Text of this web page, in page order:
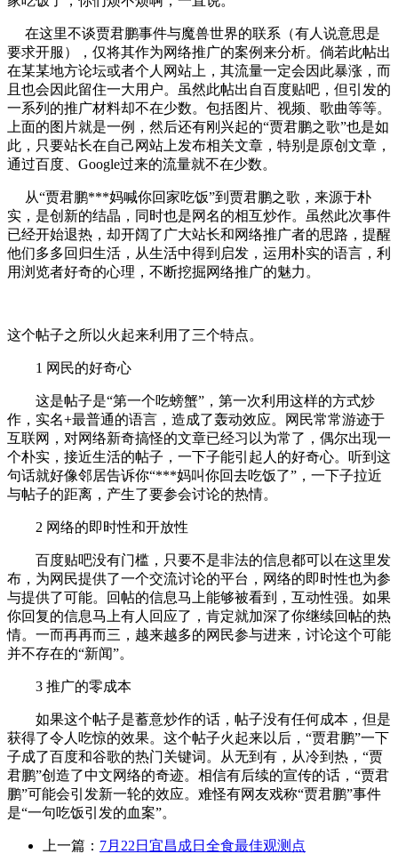
在这里不谈贾君鹏事件与魔兽世界的联系（有人说意思是
要求开服），仅将其作为网络推广的案例来分析。倘若此帖出
在某某地方论坛或者个人网站上，其流量一定会因此暴涨，而
且也会因此留住一大用户。虽然此帖出自百度贴吧，但引发的
一系列的推广材料却不在少数。包括图片、视频、歌曲等等。
上面的图片就是一例，然后还有刚兴起的“贾君鹏之歌”也是如
此，只要站长在自己网站上发布相关文章，特别是原创文章，
通过百度、Google过来的流量就不在少数。
从“贾君鹏***妈喊你回家吃饭”到贾君鹏之歌，来源于朴
实，是创新的结晶，同时也是网名的相互炒作。虽然此次事件
已经开始退热，却开阔了广大站长和网络推广者的思路，提醒
他们多多回归生活，从生活中得到启发，运用朴实的语言，利
用浏览者好奇的心理，不断挖掘网络推广的魅力。
这个帖子之所以火起来利用了三个特点。
1 网民的好奇心
这是帖子是“第一个吃螃蟹”，第一次利用这样的方式炒
作，实名+最普通的语言，造成了轰动效应。网民常常游迹于
互联网，对网络新奇搞怪的文章已经习以为常了，偶尔出现一
个朴实，接近生活的帖子，一下子能引起人的好奇心。听到这
句话就好像邻居告诉你“***妈叫你回去吃饭了”，一下子拉近
与帖子的距离，产生了要参会讨论的热情。
2 网络的即时性和开放性
百度贴吧没有门槛，只要不是非法的信息都可以在这里发
布，为网民提供了一个交流讨论的平台，网络的即时性也为参
与提供了可能。回帖的信息马上能够被看到，互动性强。如果
你回复的信息马上有人回应了，肯定就加深了你继续回帖的热
情。一而再再而三，越来越多的网民参与进来，讨论这个可能
并不存在的“新闻”。
3 推广的零成本
如果这个帖子是蓄意炒作的话，帖子没有任何成本，但是
获得了令人吃惊的效果。这个帖子火起来以后，“贾君鹏”一下
子成了百度和谷歌的热门关键词。从无到有，从冷到热，“贾
君鹏”创造了中文网络的奇迹。相信有后续的宣传的话，“贾君
鹏”可能会引发新一轮的效应。难怪有网友戏称“贾君鹏”事件
是“一句吃饭引发的血案”。
上一篇： 7月22日宜昌成日全食最佳观测点